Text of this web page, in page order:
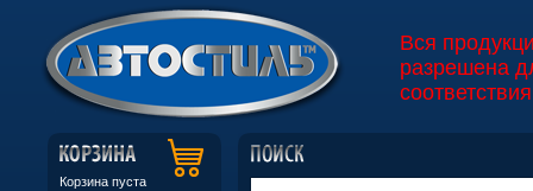
Вся
разрешена
Корзина пуста